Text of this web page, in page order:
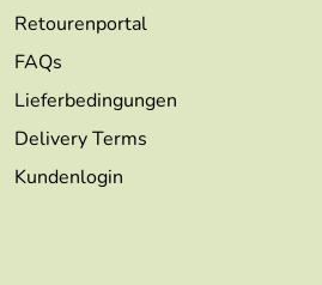
Retourenportal
FAQs
Lieferbedingungen
Delivery Terms
Kundenlogin